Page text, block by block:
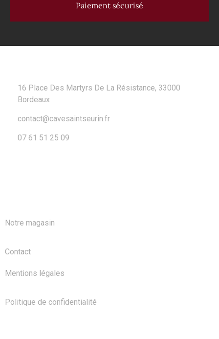
Paiement sécurisé
16 Place Des Martyrs De La Résistance, 33000
Bordeaux
contact@cavesaintseurin.fr
07 61 51 25 09
Notre magasin
Contact
Mentions légales
Politique de confidentialité